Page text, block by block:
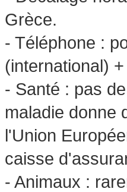
Grèce.
- Téléphone :
(international)
- Santé : pas
maladie donne
l'Union
caisse
- Animaux :